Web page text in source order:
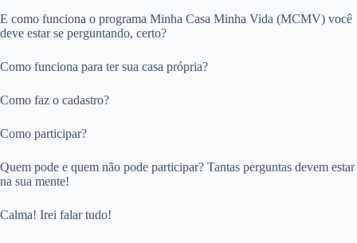
E como funciona o programa Minha Casa Minha Vida (MCMV) você
deve estar se perguntando, certo?
Como funciona para ter sua casa própria?
Como faz o cadastro?
Como participar?
Quem pode e quem não pode participar? Tantas perguntas devem estar
na sua mente!
Calma! Irei falar tudo!